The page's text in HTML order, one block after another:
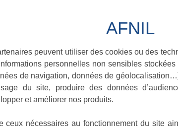
peuvent utiliser des cookies ou des
personnelles non sensibles
de navigation, données de
du site, produire des données
et améliorer nos produits.
ceux nécessaires au fonctionnement du site